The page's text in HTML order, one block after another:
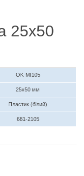
25х50
OK-MI105
25х50 мм
Пластик (білий)
681-2105